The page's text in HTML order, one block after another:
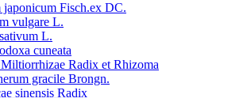
japonicum Fisch.ex DC.
vulgare L.
L.
cuneata
Radix et Rhizoma
gracile Brongn.
sinensis Radix